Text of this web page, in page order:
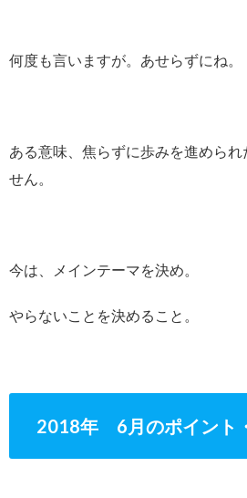
何度も言いますが。あせらずにね。
ある意味、焦らずに歩みを進められ
せん。
今は、メインテーマを決め。
やらないことを決めること。
2018年 6月のポイント